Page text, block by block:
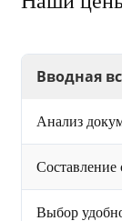
Вводная
Анализ
Составление
Выбор